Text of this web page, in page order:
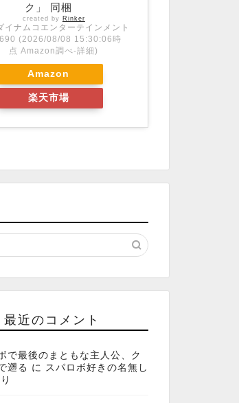
ク」 同梱
created by Rinker
イナムコエンターテインメント
(2026/08/08 15:30:06時
点 Amazon調べ-詳細)
Amazon
楽天市場
最近のコメント
で最後のまともな主人公、ク
遡る
に
スパロボ好きの名無し